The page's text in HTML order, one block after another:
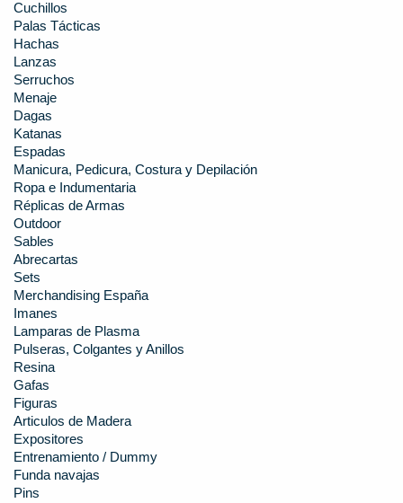
Cuchillos
Palas Tácticas
Hachas
Lanzas
Serruchos
Menaje
Dagas
Katanas
Espadas
Manicura, Pedicura, Costura y Depilación
Ropa e Indumentaria
Réplicas de Armas
Outdoor
Sables
Abrecartas
Sets
Merchandising España
Imanes
Lamparas de Plasma
Pulseras, Colgantes y Anillos
Resina
Gafas
Figuras
Articulos de Madera
Expositores
Entrenamiento / Dummy
Funda navajas
Pins